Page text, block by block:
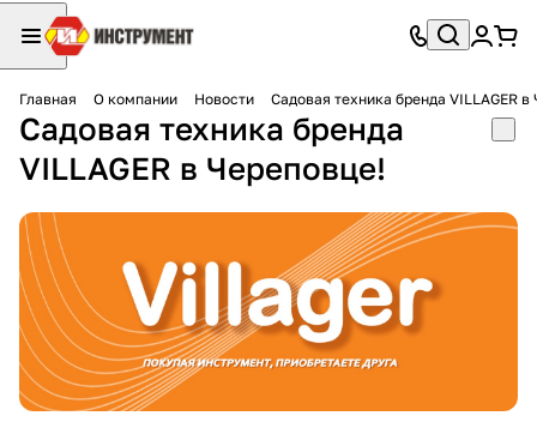
Главная О компании Новости Садовая техника бренда VILLAGER
Садовая техника бренда
VILLAGER в Череповце!